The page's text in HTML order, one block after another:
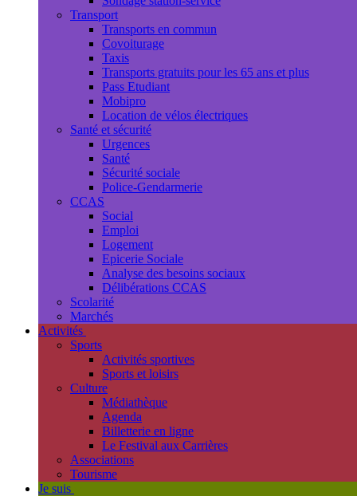
Transport
Transports en commun
Covoiturage
Taxis
Transports gratuits pour les 65 ans et plus
Pass Etudiant
Mobipro
Location de vélos électriques
Santé et sécurité
Urgences
Santé
Sécurité sociale
Police-Gendarmerie
CCAS
Social
Emploi
Logement
Epicerie Sociale
Analyse des besoins sociaux
Délibérations CCAS
Scolarité
Marchés
Activités
Sports
Activités sportives
Sports et loisirs
Culture
Médiathèque
Agenda
Billetterie en ligne
Le Festival aux Carrières
Associations
Tourisme
Je suis